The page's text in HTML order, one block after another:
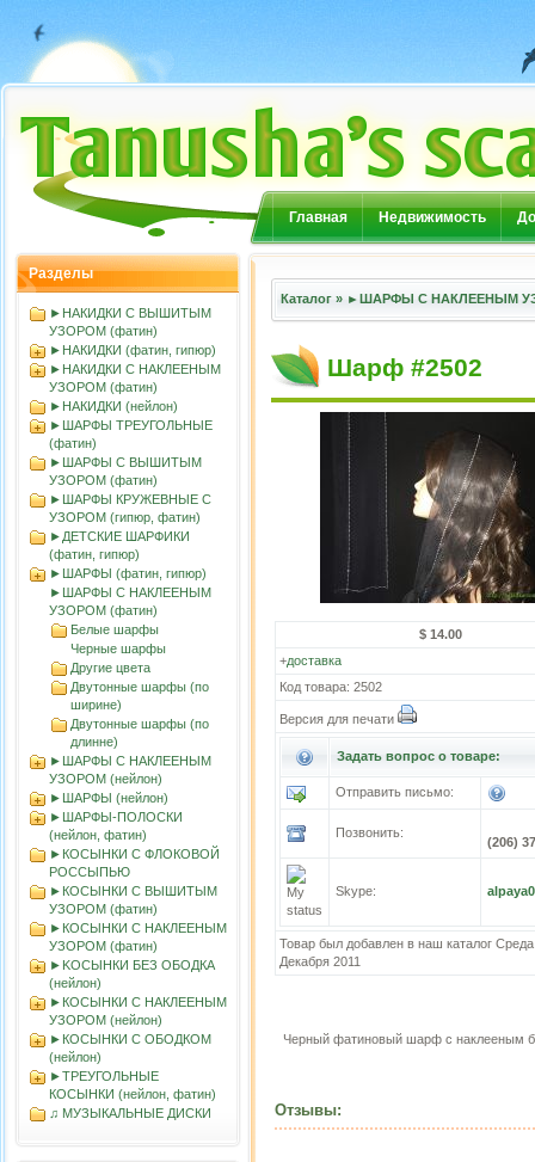
Главная Недвижимость
Разделы
►НАКИДКИ С ВЫШИТЫМ
УЗОРОМ (фатин)
►НАКИДКИ (фатин, гипюр)
►НАКИДКИ С НАКЛЕЕНЫМ
УЗОРОМ (фатин)
►НАКИДКИ (нейлон)
►ШАРФЫ ТРЕУГОЛЬНЫЕ
(фатин)
►ШАРФЫ С ВЫШИТЫМ
УЗОРОМ (фатин)
►ШАРФЫ КРУЖЕВНЫЕ С
УЗОРОМ (гипюр, фатин)
►ДЕТСКИЕ ШАРФИКИ
(фатин, гипюр)
►ШАРФЫ (фатин, гипюр)
►ШАРФЫ С НАКЛЕЕНЫМ
УЗОРОМ (фатин)
Белые шарфы
Черные шарфы
Другие цвета
Двутонные шарфы (по
ширине)
Двутонные шарфы (по
длинне)
►ШАРФЫ С НАКЛЕЕНЫМ
УЗОРОМ (нейлон)
►ШАРФЫ (нейлон)
►ШАРФЫ-ПОЛОСКИ
(нейлон, фатин)
►КОСЫНКИ С ФЛОКОВОЙ
РОССЫПЬЮ
►КОСЫНКИ С ВЫШИТЫМ
УЗОРОМ (фатин)
►КОСЫНКИ С НАКЛЕЕНЫМ
УЗОРОМ (фатин)
►KOСЫНКИ БЕЗ ОБОДКА
(нейлон)
►КОСЫНКИ С НАКЛЕЕНЫМ
УЗОРОМ (нейлон)
►КОСЫНКИ С ОБОДКОМ
(нейлон)
►ТРЕУГОЛЬНЫЕ
КОСЫНКИ (нейлон, фатин)
♫ МУЗЫКАЛЬНЫЕ ДИСКИ
Каталог » ►ШАРФЫ С НАКЛЕЕНЫМ
Шарф #2502
$ 14.00
+доставка
Код товара: 2502
Версия для печати
Задать вопрос о товаре:
Отправить письмо:
Позвонить:
(206)
Skype:
Товар был добавлен в наш каталог
Декабря 2011
Черный фатиновый шарф с наклееным
Отзывы: